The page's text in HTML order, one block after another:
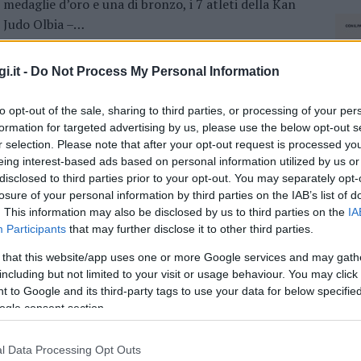
- Do Not Process My Personal Information
opt-out of the sale, sharing to third parties, or processing of your
for targeted advertising by us, please use the below opt-out
selection. Please note that after your opt-out request is processed
interest-based ads based on personal information utilized by us
to third parties prior to your opt-out. You may separately
of your personal information by third parties on the IAB’s list of
This information may also be disclosed by us to third parties on the
Participants that may further disclose it to other third parties.
this website/app uses one or more Google services and may
but not limited to your visit or usage behaviour. You may
to Google and its third-party tags to use your data for below
consent section.
Data Processing Opt Outs
medaglie d’oro e una di bronzo, i 7 atleti della Kan
Judo Olbia –…
SPORT
Ottima prova dei judokas del Kan Judo
Olbia a La Maddalena
I Judocas del Kan Judo Olbia fanno incetta di
medaglie. Sabato e domenica i judokas del “Judo
team Angelo Calvisi” – Kan Judo Olbia hanno
partecipato a un doppio appuntamento…
SPORT 3 GENNAIO 2022
La Kan Judo annulla gli storici trofei “Judo
in Action” e “Baby Ippon Judo”